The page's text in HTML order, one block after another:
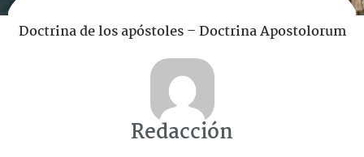
Doctrina de los apóstoles – Doctrina Apostolorum
Redacción